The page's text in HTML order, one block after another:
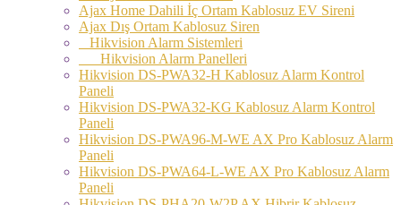
Ajax Home Dahili İç Ortam Kablosuz EV Sireni
Ajax Dış Ortam Kablosuz Siren
Hikvision Alarm Sistemleri
Hikvision Alarm Panelleri
Hikvision DS-PWA32-H Kablosuz Alarm Kontrol
Paneli
Hikvision DS-PWA32-KG Kablosuz Alarm Kontrol
Paneli
Hikvision DS-PWA96-M-WE AX Pro Kablosuz Alarm
Paneli
Hikvision DS-PWA64-L-WE AX Pro Kablosuz Alarm
Paneli